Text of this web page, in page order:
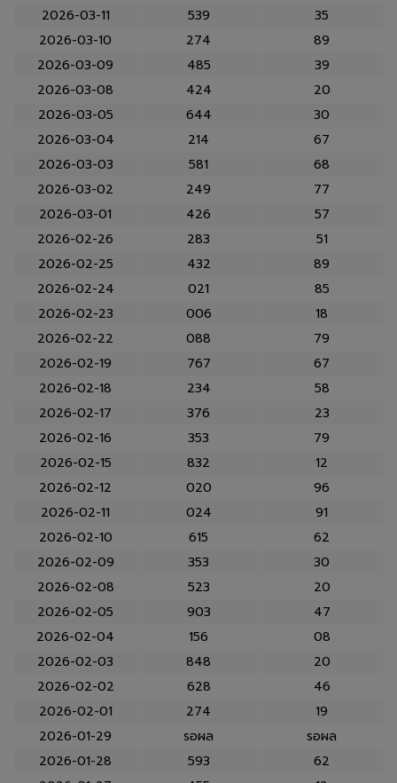
2026-03-11 539
35
2026-03-10
274
89
2026-03-09
485
39
2026-03-08
424
20
2026-03-05
644
30
2026-03-04
214
67
2026-03-03
581
68
2026-03-02
249
77
2026-03-01
426
57
2026-02-26
283
51
2026-02-25
432
89
2026-02-24
021
85
2026-02-23
006
18
2026-02-22
088
79
2026-02-19
767
67
2026-02-18
234
58
2026-02-17
376
23
2026-02-16
353
79
2026-02-15
832
12
2026-02-12
020
96
2026-02-11
024
91
2026-02-10
615
62
2026-02-09
353
30
2026-02-08
523
20
2026-02-05
903
47
2026-02-04
156
08
2026-02-03
848
20
2026-02-02
628
46
2026-02-01
274
19
2026-01-29
รอผล
รอผล
2026-01-28
593
62